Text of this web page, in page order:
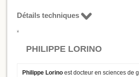
Détails techniques
PHILIPPE LORINO
Philippe Lorino est docteur en sciences de